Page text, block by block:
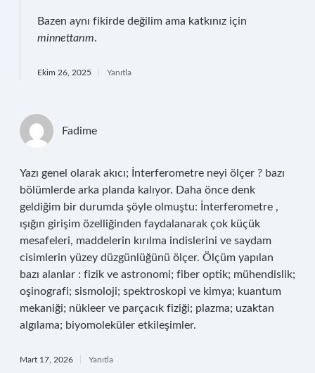
Bazen aynı fikirde değilim ama katkınız için
minnettarım.
Ekim 26, 2025 Yanıtla
Fadime
Yazı genel olarak akıcı; İnterferometre neyi ölçer ? bazı
bölümlerde arka planda kalıyor. Daha önce denk
geldiğim bir durumda şöyle olmuştu: İnterferometre ,
ışığın girişim özelliğinden faydalanarak çok küçük
mesafeleri, maddelerin kırılma indislerini ve saydam
cisimlerin yüzey düzgünlüğünü ölçer. Ölçüm yapılan
bazı alanlar : fizik ve astronomi; fiber optik; mühendislik;
oşinografi; sismoloji; spektroskopi ve kimya; kuantum
mekaniği; nükleer ve parçacık fiziği; plazma; uzaktan
algılama; biyomoleküler etkileşimler.
Mart 17, 2026 Yanıtla